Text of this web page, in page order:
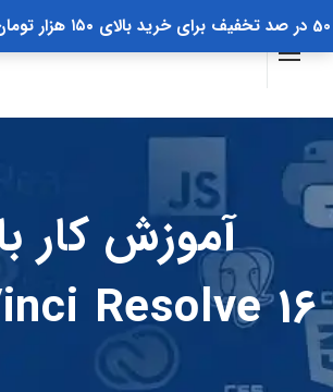
50 در صد تخفیف برای خرید بالای ۱۵۰ هزار تومان با کد off50
آموزش کار
Resolve 16